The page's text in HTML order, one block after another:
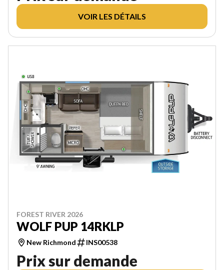
VOIR LES DÉTAILS
FOREST RIVER 2026
WOLF PUP 14RKLP
New Richmond INS00538
Prix sur demande